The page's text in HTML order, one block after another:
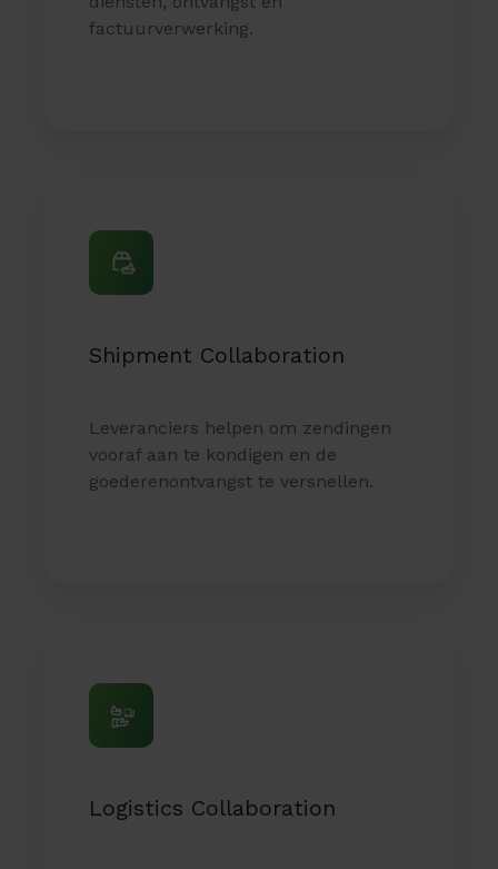
factuurverwerking.
Shipment Collaboration
Leveranciers helpen om zendingen
vooraf aan te kondigen en de
goederenontvangst te versnellen.
Logistics Collaboration